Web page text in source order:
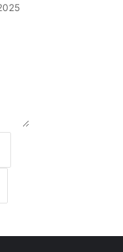
Tingginya